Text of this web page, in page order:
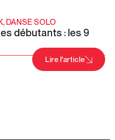
, DANSE SOLO
débutants : les 9
Lire l'article